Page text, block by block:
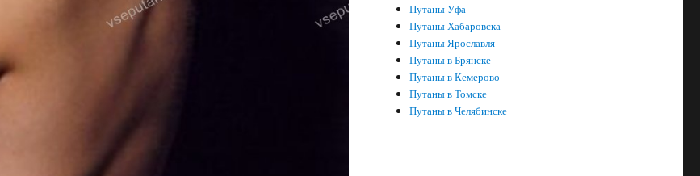
Путаны Уфа
Путаны Хабаровска
Путаны Ярославля
Путаны в Брянске
Путаны в Кемерово
Путаны в Томске
Путаны в Челябинске